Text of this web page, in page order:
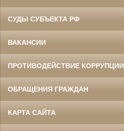
СУДЫ СУБЪЕКТА РФ
ВАКАНСИИ
ПРОТИВОДЕЙСТВИЕ КОРРУПЦИИ
ОБРАЩЕНИЯ ГРАЖДАН
КАРТА САЙТА